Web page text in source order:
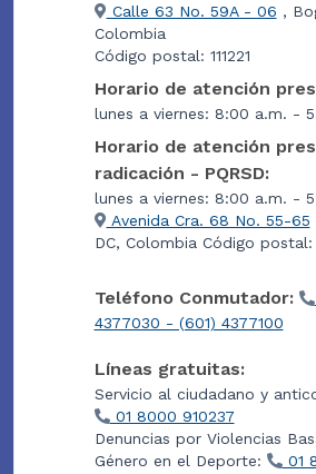
Calle 63 No. 59A - 06 ,
Colombia
Código postal: 111221
Horario de atención
lunes a viernes: 8:00 a.m. -
Horario de atención
radicación - PQRSD:
lunes a viernes: 8:00 a.m. -
Avenida Cra. 68 No. 55-65
DC, Colombia Código postal:
Teléfono Conmutador:
4377030 - (601) 4377100
Líneas gratuitas:
Servicio al ciudadano y
01 8000 910237
Denuncias por Violencias
Género en el Deporte:
01